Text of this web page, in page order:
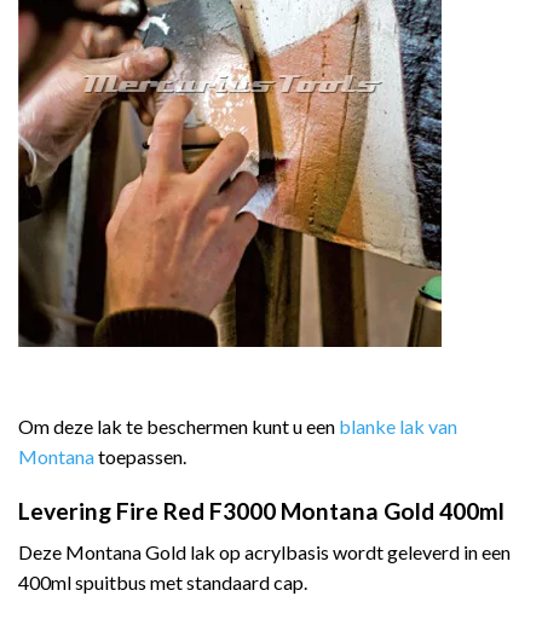
Om deze lak te beschermen kunt u een blanke lak van
Montanatoepassen.
Levering Fire Red F3000 Montana Gold 400ml
Deze Montana Gold lak op acrylbasis wordt geleverd in een
400ml spuitbus met standaard cap.